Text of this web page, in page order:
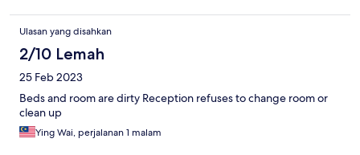
Ulasan yang disahkan
2/10 Lemah
25 Feb 2023
Beds and room are dirty Reception refuses to change room or
clean up
Ying Wai, perjalanan 1 malam